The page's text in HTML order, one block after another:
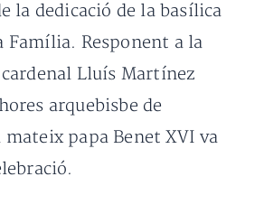
la dedicació de la basílica
Família. Responent a la
Lluís Martínez
arquebisbe de
mateix papa Benet XVI va